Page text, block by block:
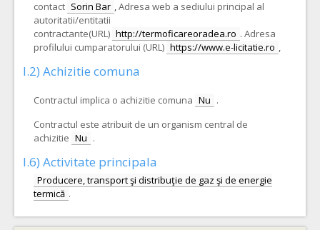
contact Sorin Bar ,Adresa web a sediului principal al
autoritatii/entitatii
contractante(URL) http://termoficareoradea.ro . Adresa
profilului cumparatorului (URL) https://www.e-licitatie.ro ,
I.2) Achizitie comuna
Contractul implica o achizitie comuna Nu .
Contractul este atribuit de un organism central de
achizitie Nu .
I.6) Activitate principala
Producere, transport şi distribuţie de gaz şi de energie
termică .